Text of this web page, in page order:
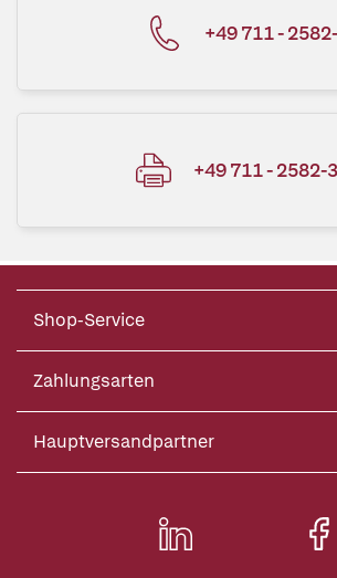
+49 711 -
+49 711 - 2582-
Shop-Service
Zahlungsarten
Hauptversandpartner